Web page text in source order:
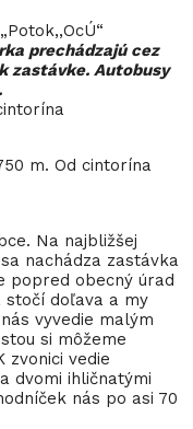
prechádzajú cez
zastávke. Autobusy
m. Od cintorína
Na najbližšej
nachádza zastávka
popred obecný úrad
stočí doľava a my
vyvedie malým
si môžeme
zvonici vedie
dvomi ihličnatými
nás po asi 70